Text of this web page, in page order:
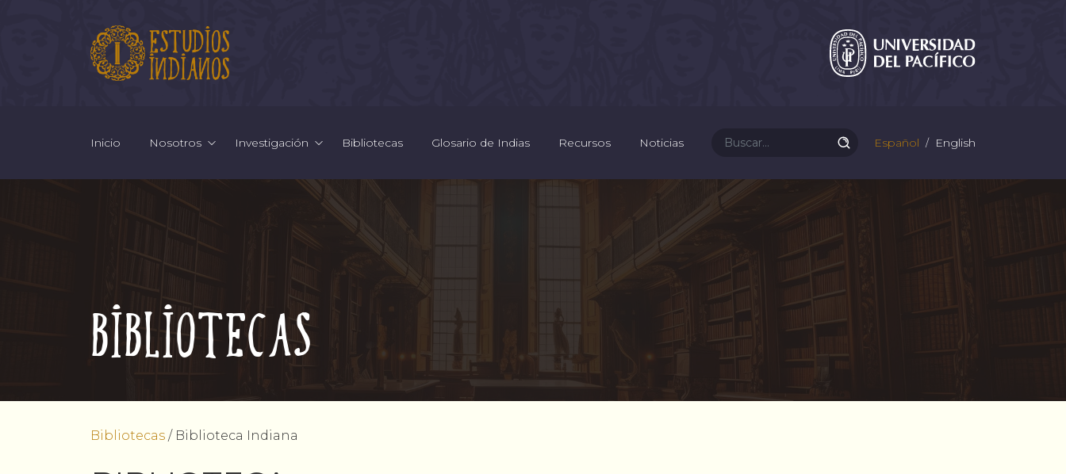
Inicio Nosotros Investigación Bibliotecas Glosario de Indias Recursos Noticias Español English
Bibliotecas
Bibliotecas / Biblioteca Indiana